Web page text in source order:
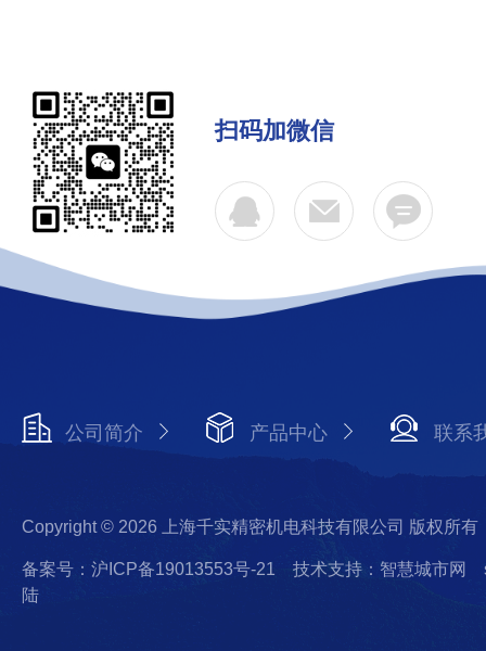
扫码加微信
公司简介 产品中心 联系
Copyright © 2026 上海千实精密机电科技有限公司 版权所有
备案号：沪ICP备19013553号-21 技术支持：智慧城市网
陆